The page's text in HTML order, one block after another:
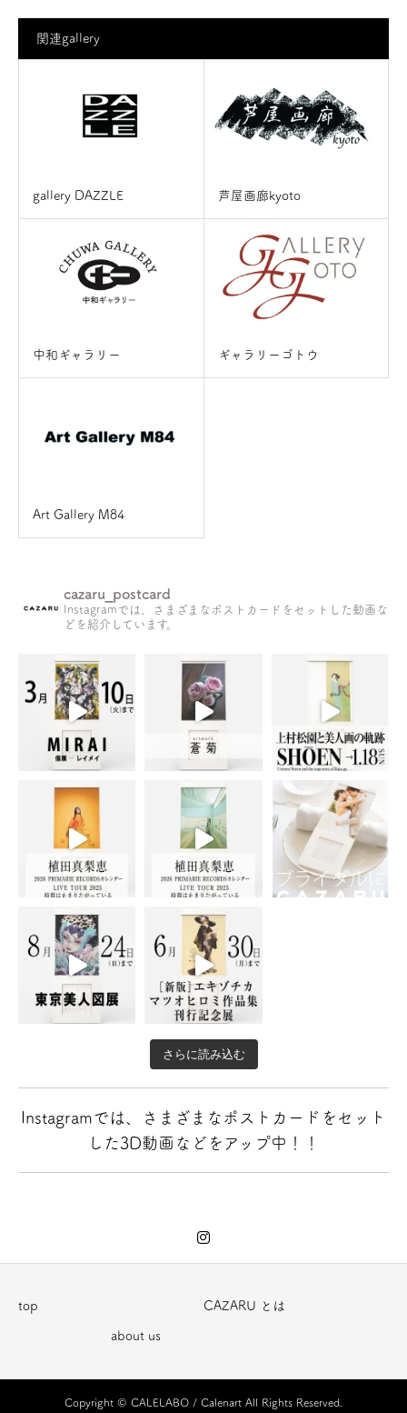
関連gallery
gallery DAZZLE 芦屋画廊kyoto
中和ギャラリー ギャラリーゴトウ
Art Gallery M84
cazaru_postcard
Instagramでは、さまざまなポストカードをセットした動画な
どを紹介しています。
さらに読み込む
Instagramでは、さまざまなポストカードをセット
した3D動画などをアップ中！！
top CAZARU とは
about us
Copyright © CALELABO / Calenart All Rights Reserved.